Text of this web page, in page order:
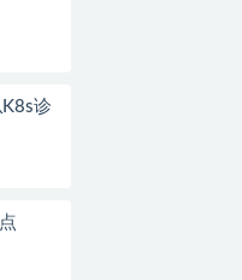
诊